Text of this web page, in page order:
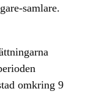
samlare.
omkring 9